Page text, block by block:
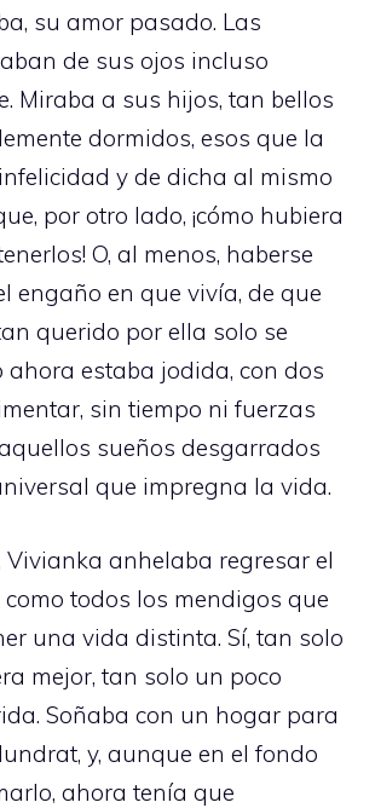
su amor pasado. Las
de sus ojos incluso
Miraba a sus hijos, tan bellos
dormidos, esos que la
y de dicha al mismo
por otro lado, ¡cómo hubiera
O, al menos, haberse
engaño en que vivía, de que
querido por ella solo se
ahora estaba jodida, con dos
sin tiempo ni fuerzas
sueños desgarrados
que impregna la vida.
Vivianka anhelaba regresar el
todos los mendigos que
una vida distinta. Sí, tan solo
mejor, tan solo un poco
Soñaba con un hogar para
y, aunque en el fondo
ahora tenía que